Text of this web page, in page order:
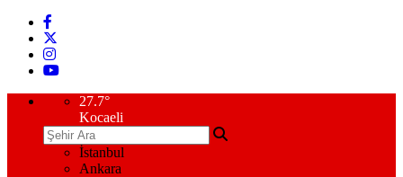
27.7°
Kocaeli
İstanbul
Ankara